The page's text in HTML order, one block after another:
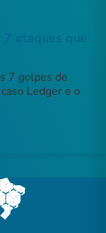
7 golpes de
Ledger e o